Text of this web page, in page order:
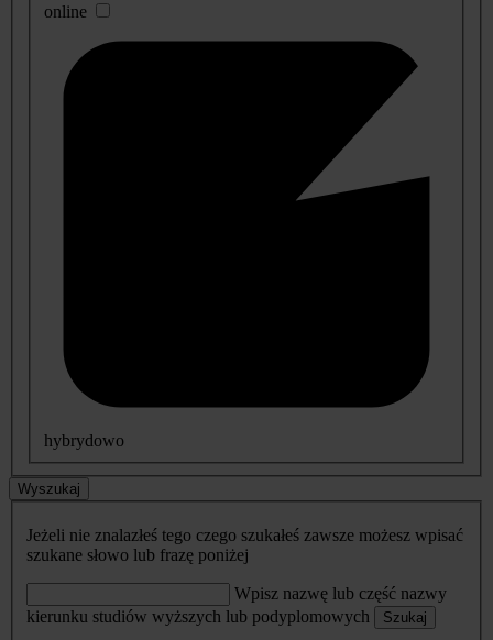
online
hybrydowo
Wyszukaj
Jeżeli nie znalazłeś tego czego szukałeś zawsze możesz wpisać
szukane słowo lub frazę poniżej
Wpisz nazwę lub część nazwy
kierunku studiów wyższych lub podyplomowych
Szukaj